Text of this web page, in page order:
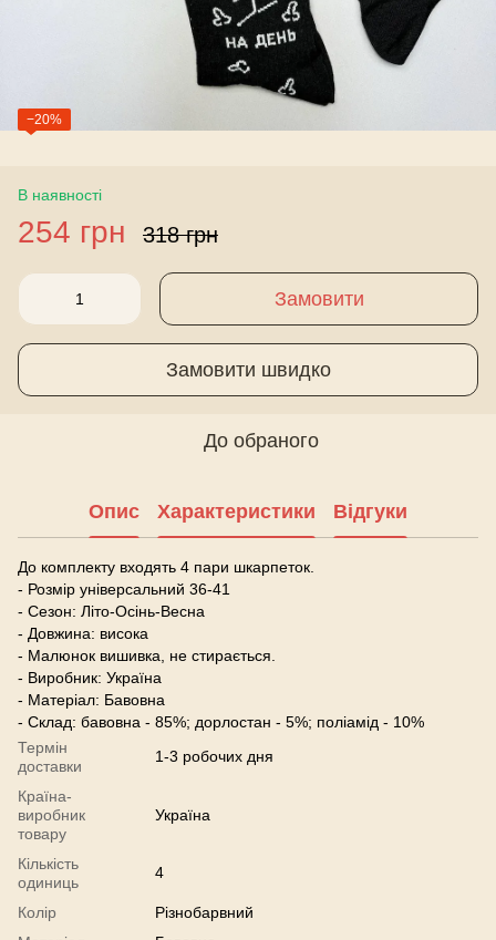
−20%
В наявності
254 грн 318 грн
Замовити
Замовити швидко
До обраного
Опис Характеристики Відгуки
До комплекту входять 4 пари шкарпеток.
- Розмір універсальний 36-41
- Сезон: Літо-Осінь-Весна
- Довжина: висока
- Малюнок вишивка, не стирається.
- Виробник: Україна
- Матеріал: Бавовна
- Склад: бавовна - 85%; дорлостан - 5%; поліамід - 10%
Термін
доставки
1-3 робочих дня
Країна-
виробник
товару
Україна
Кількість
одиниць
4
Колір
Різнобарвний